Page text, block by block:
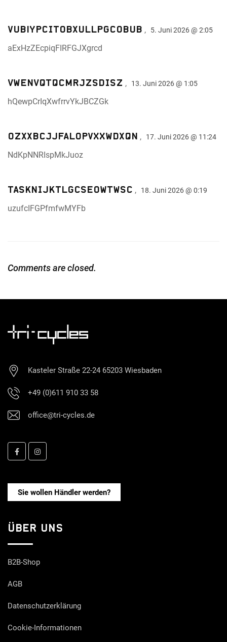
vuBiYPcItobxuLLPGcOBuB , 5. Juni 2026 @ 2:05
aExHzZEcpiqFIRFGJXgrcd
VwEnVQtQcMRJZSDISz , 13. Juni 2026 @ 1:05
hQewpCrIqXwfrrvYkJBCZGk
oZxxbcJjFAlOpvXXwdxQn , 17. Juni 2026 @ 11:24
NdKpNNRIspMkJuoz
TASkNIjKTLgcSEOwTWSC , 18. Juni 2026 @ 0:19
uzufcIFGPfmfwMYFb
Comments are closed.
Kasteler Straße 22-24 65203 Wiesbaden
+49 (0)611 910 33 58
office@tri-cycles.de
Sie wollen Händler werden?
ÜBER UNS
B2B-Shop
AGB
Datenschutzerklärung
Cookie-Informationen